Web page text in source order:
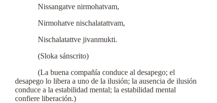
Nissangatve nirmohatvam,
Nirmohatve nischalatattvam,
Nischalatattve jivanmukti.
(Sloka sánscrito)
(La buena compañía conduce al desapego; el
desapego lo libera a uno de la ilusión; la ausencia de ilusión
conduce a la estabilidad mental; la estabilidad mental
confiere liberación.)